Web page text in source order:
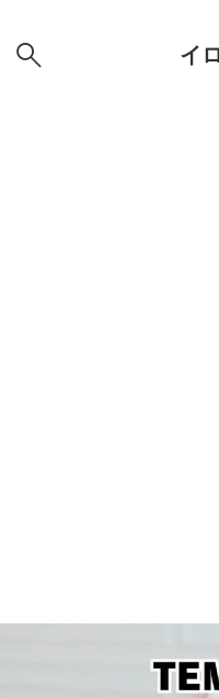
イ